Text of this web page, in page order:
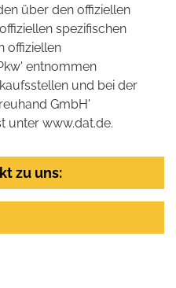
über den offiziellen
spezifischen
offiziellen
entnommen
und bei der
GmbH'
unter www.dat.de.
zu uns: